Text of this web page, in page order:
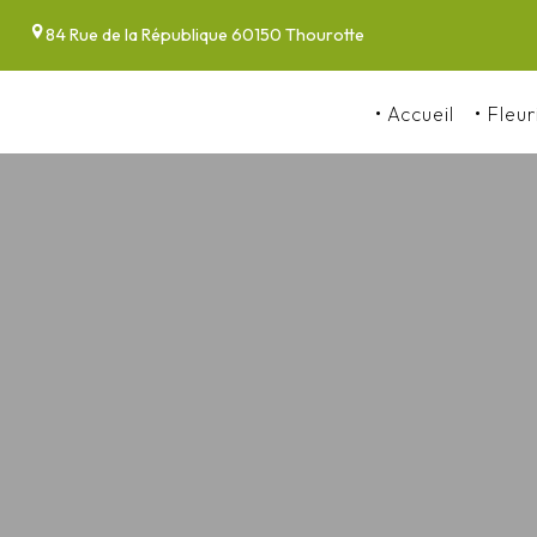
84 Rue de la République 60150 Thourotte
Accueil